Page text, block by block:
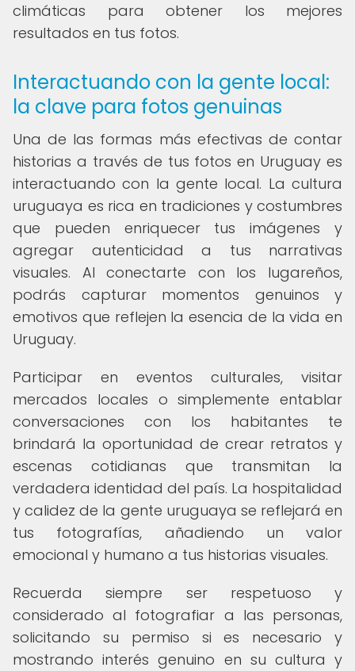
climáticas para obtener los mejores
resultados en tus fotos.
Interactuando con la gente local:
la clave para fotos genuinas
Una de las formas más efectivas de contar
historias a través de tus fotos en Uruguay es
interactuando con la gente local. La cultura
uruguaya es rica en tradiciones y costumbres
que pueden enriquecer tus imágenes y
agregar autenticidad a tus narrativas
visuales. Al conectarte con los lugareños,
podrás capturar momentos genuinos y
emotivos que reflejen la esencia de la vida en
Uruguay.
Participar en eventos culturales, visitar
mercados locales o simplemente entablar
conversaciones con los habitantes te
brindará la oportunidad de crear retratos y
escenas cotidianas que transmitan la
verdadera identidad del país. La hospitalidad
y calidez de la gente uruguaya se reflejará en
tus fotografías, añadiendo un valor
emocional y humano a tus historias visuales.
Recuerda siempre ser respetuoso y
considerado al fotografiar a las personas,
solicitando su permiso si es necesario y
mostrando interés genuino en su cultura y